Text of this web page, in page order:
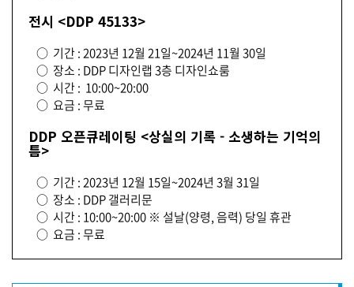
전시 <DDP 45133>
○ 기간 : 2023년 12월 21일~2024년 11월 30일
○ 장소 : DDP 디자인랩 3층 디자인쇼룸
○ 시간 : 10:00~20:00
○ 요금 : 무료
DDP 오픈큐레이팅 <상실의 기록 - 소생하는 기억의
틈>
○ 기간 : 2023년 12월 15일~2024년 3월 31일
○ 장소 : DDP 갤러리문
○ 시간 : 10:00~20:00 ※ 설날(양령, 음력) 당일 휴관
○ 요금 : 무료